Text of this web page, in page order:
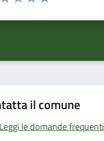
il comune
Leggi le domande frequenti